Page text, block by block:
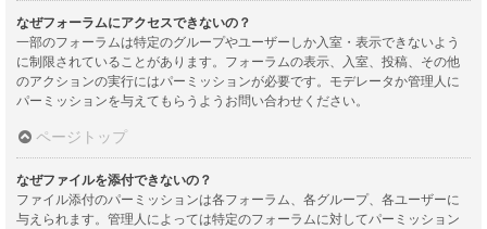
なぜフォーラムにアクセスできないの？
一部のフォーラムは特定のグループやユーザーしか入室・表示できないよう
に制限されていることがあります。フォーラムの表示、入室、投稿、その他
のアクションの実行にはパーミッションが必要です。モデレータか管理人に
パーミッションを与えてもらうようお問い合わせください。
ページトップ
なぜファイルを添付できないの？
ファイル添付のパーミッションは各フォーラム、各グループ、各ユーザーに
与えられます。管理人によっては特定のフォーラムに対してパーミッション